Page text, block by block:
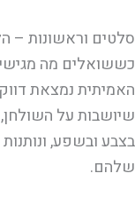
סלטים וראשונות –
כששואלים מה
האמיתית נמצאת
שיושבות על
בצבע ובשפע,
שלהם.